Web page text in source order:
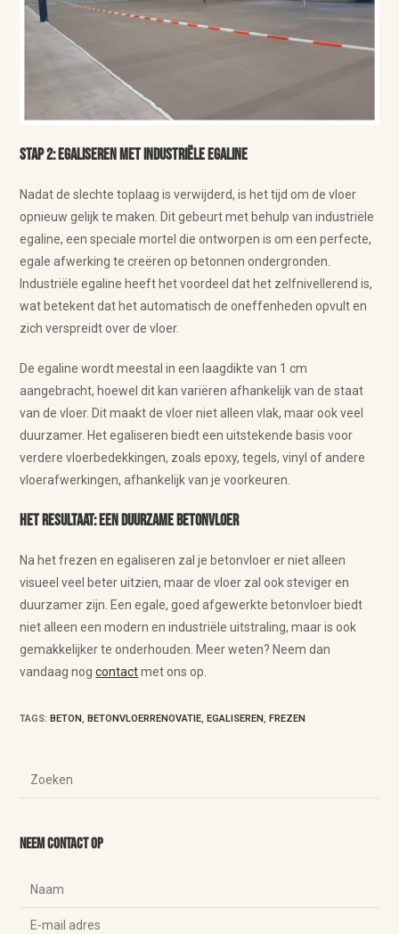
Stap 2: Egaliseren met industriële egaline
Nadat de slechte toplaag is verwijderd, is het tijd om de vloer
opnieuw gelijk te maken. Dit gebeurt met behulp van industriële
egaline, een speciale mortel die ontworpen is om een perfecte,
egale afwerking te creëren op betonnen ondergronden.
Industriële egaline heeft het voordeel dat het zelfnivellerend is,
wat betekent dat het automatisch de oneffenheden opvult en
zich verspreidt over de vloer.
De egaline wordt meestal in een laagdikte van 1 cm
aangebracht, hoewel dit kan variëren afhankelijk van de staat
van de vloer. Dit maakt de vloer niet alleen vlak, maar ook veel
duurzamer. Het egaliseren biedt een uitstekende basis voor
verdere vloerbedekkingen, zoals epoxy, tegels, vinyl of andere
vloerafwerkingen, afhankelijk van je voorkeuren.
Het resultaat: Een duurzame betonvloer
Na het frezen en egaliseren zal je betonvloer er niet alleen
visueel veel beter uitzien, maar de vloer zal ook steviger en
duurzamer zijn. Een egale, goed afgewerkte betonvloer biedt
niet alleen een modern en industriële uitstraling, maar is ook
gemakkelijker te onderhouden. Meer weten? Neem dan
vandaag nogcontactmet ons op.
TAGS:BETON BETONVLOERRENOVATIE EGALISEREN FREZEN
Neem contact op